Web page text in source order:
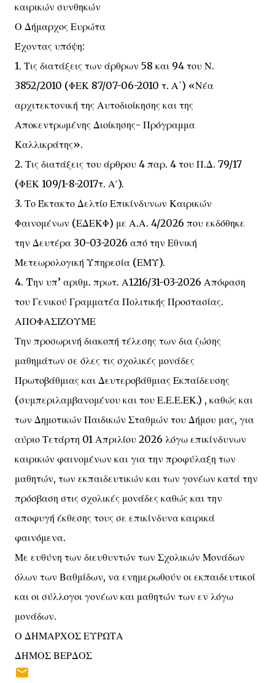
καιρικών συνθηκών
Ο Δήμαρχος Ευρώτα
Έχοντας υπόψη:
1. Τις διατάξεις των άρθρων 58 και 94 του Ν.
3852/2010 (ΦΕΚ 87/07-06-2010 τ. Α΄) «Νέα
αρχιτεκτονική της Αυτοδιοίκησης και της
Αποκεντρωμένης Διοίκησης- Πρόγραμμα
Καλλικράτης».
2. Τις διατάξεις του άρθρου 4 παρ. 4 του Π.Δ. 79/17
(ΦΕΚ 109/1-8-2017τ. Α ́).
3. Το Έκτακτο Δελτίο Επικίνδυνων Καιρικών
Φαινομένων (ΕΔΕΚΦ) με Α.Α. 4/2026 που εκδόθηκε
την Δευτέρα 30-03-2026 από την Εθνική
Μετεωρολογική Υπηρεσία (ΕΜΥ).
4. Tην υπ’ αριθμ. πρωτ. Α1216/31-03-2026 Απόφαση
του Γενικού Γραμματέα Πολιτικής Προστασίας.
ΑΠΟΦΑΣΙΖΟΥΜΕ
Την προσωρινή διακοπή τέλεσης των δια ζώσης
μαθημάτων σε όλες τις σχολικές μονάδες
Πρωτοβάθμιας και Δευτεροβάθμιας Εκπαίδευσης
(συμπεριλαμβανομένου και του Ε.Ε.Ε.ΕΚ.) , καθώς και
των Δημοτικών Παιδικών Σταθμών του Δήμου μας, για
αύριο Τετάρτη 01 Απριλίου 2026 λόγω επικίνδυνων
καιρικών φαινομένων και για την προφύλαξη των
μαθητών, των εκπαιδευτικών και των γονέων κατά την
πρόσβαση στις σχολικές μονάδες καθώς και την
αποφυγή έκθεσης τους σε επικίνδυνα καιρικά
φαινόμενα.
Με ευθύνη των διευθυντών των Σχολικών Μονάδων
όλων των Βαθμίδων, να ενημερωθούν οι εκπαιδευτικοί
και οι σύλλογοι γονέων και μαθητών των εν λόγω
μονάδων.
Ο ΔΗΜΑΡΧΟΣ ΕΥΡΩΤΑ
ΔΗΜΟΣ ΒΕΡΔΟΣ